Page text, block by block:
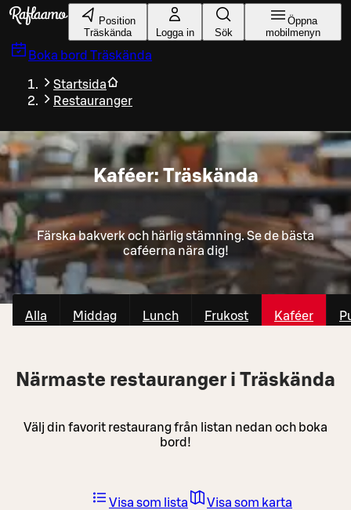
Gå till huvudinnehållet
Position
Träskända
Logga in Sök
Öppna
mobilmenyn
Boka bord Träskända
Startsida
Restauranger
Kaféer: Träskända
Färska bakverk och härlig stämning. Se de bästa
caféerna nära dig!
Alla Middag Lunch Frukost Kaféer
Närmaste restauranger i Träskända
Välj din favorit restaurang från listan nedan och boka
bord!
Visa som lista Visa som karta